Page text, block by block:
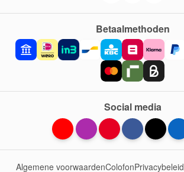
Betaalmethoden
Social media
Algemene voorwaardenColofonPrivacybeleid